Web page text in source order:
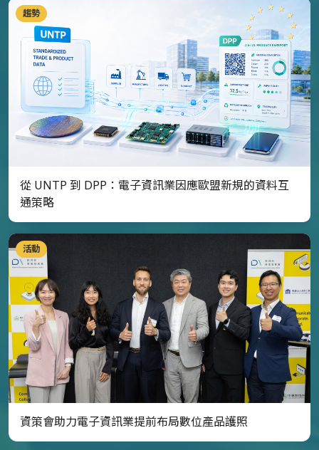
趨勢
從 UNTP 到 DPP：電子資訊業因應歐盟新規的資料互
通策略
活動
資策會助力電子資訊業提前布局數位產品護照